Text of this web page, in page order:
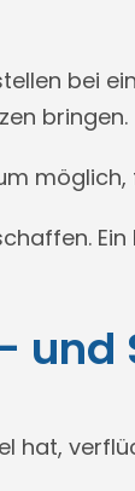
bei
bringen.
und
hat,